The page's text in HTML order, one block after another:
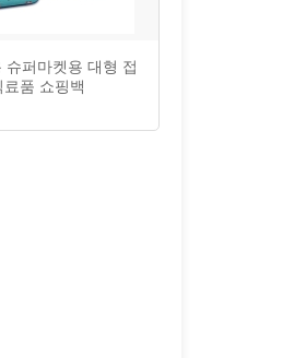
슈퍼마켓용 대형 접
료품 쇼핑백